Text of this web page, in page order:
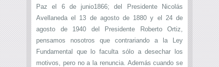
Paz el 6 de junio1866; del Presidente Nicolás
Avellaneda el 13 de agosto de 1880 y el 24 de
agosto de 1940 del Presidente Roberto Ortiz,
pensamos nosotros que contrariando a la Ley
Fundamental que lo faculta sólo a desechar los
motivos, pero no a la renuncia. Además cuando se